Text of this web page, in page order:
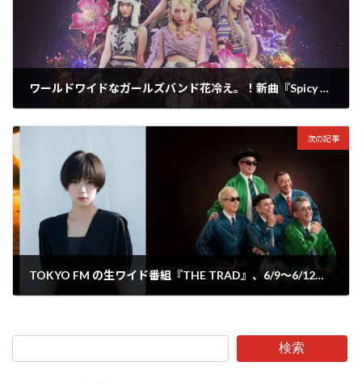
ワールドワイドなガールズバンド花冷え。！新曲『Spicy Queen』を配信リリース！MVも公開！
次の記事
TOKYO FM の生ワイド番組『THE TRAD』、6/9～6/12はスペシャルデー！豪華ゲストが日替わりで出演！
検索